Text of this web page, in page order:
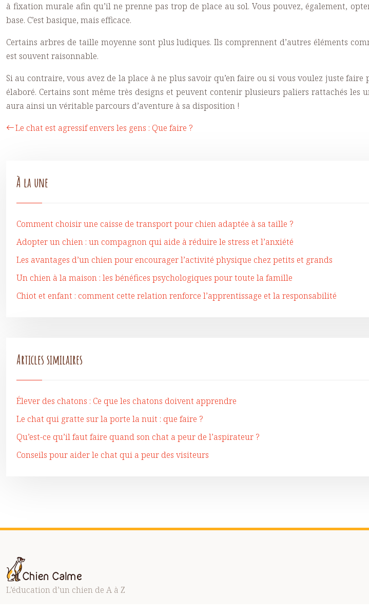
à fixation murale afin qu’il ne prenne pas trop de place au sol. Vous pouvez, également,
base. C’est basique, mais efficace.
Certains arbres de taille moyenne sont plus ludiques. Ils comprennent d’autres éléments
est souvent raisonnable.
Si au contraire, vous avez de la place à ne plus savoir qu’en faire ou si vous voulez juste
élaboré. Certains sont même très designs et peuvent contenir plusieurs paliers rattachés
aura ainsi un véritable parcours d’aventure à sa disposition !
Le chat est agressif envers les gens : Que faire ?
À la une
Comment choisir une caisse de transport pour chien adaptée à sa taille ?
Adopter un chien : un compagnon qui aide à réduire le stress et l’anxiété
Les avantages d’un chien pour encourager l’activité physique chez petits et grands
Un chien à la maison : les bénéfices psychologiques pour toute la famille
Chiot et enfant : comment cette relation renforce l’apprentissage et la responsabilité
Articles similaires
Élever des chatons : Ce que les chatons doivent apprendre
Le chat qui gratte sur la porte la nuit : que faire ?
Qu’est-ce qu’il faut faire quand son chat a peur de l’aspirateur ?
Conseils pour aider le chat qui a peur des visiteurs
L’éducation d’un chien de A à Z